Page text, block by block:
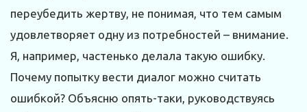
переубедить жертву, не понимая, что тем самым
удовлетворяет одну из потребностей – внимание.
Я, например, частенько делала такую ошибку.
Почему попытку вести диалог можно считать
ошибкой? Объясню опять-таки, руководствуясь